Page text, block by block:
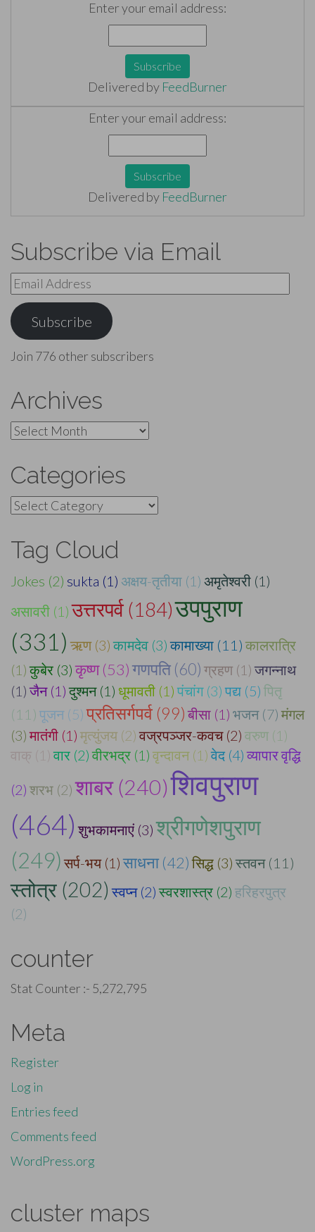
Enter your email address:
Delivered by FeedBurner
Enter your email address:
Delivered by FeedBurner
Subscribe via Email
Email
Address
Subscribe
Join 776 other subscribers
Archives
Archives
Categories
Categories
Tag Cloud
Jokes (2) sukta (1) अक्षय-तृतीया (1) अमृतेश्वरी (1)
असावरी (1) उत्तरपर्व (184)उपपुराण
(331) ऋण (3) कामदेव (3) कामाख्या (11) कालरात्रि
(1) कुबेर (3) कृष्ण (53)गणपति (60) ग्रहण (1) जगन्नाथ
(1) जैन (1) दुश्मन (1) धूमावती (1) पंचांग (3) पद्य (5) पितृ
(11) पूजन (5) प्रतिसर्गपर्व (99) बीसा (1) भजन (7) मंगल
(3) मातंगी (1) मृत्युंजय (2) वज्रपञ्जर-कवच (2) वरुण (1)
वाक् (1) वार (2) वीरभद्र (1) वृन्दावन (1) वेद (4) व्यापार वृद्धि
(2) शरभ (2) शाबर (240)शिवपुराण
(464) शुभकामनाएं (3) श्रीगणेशपुराण
(249) सर्प-भय (1) साधना (42) सिद्ध (3) स्तवन (11)
स्तोत्र (202) स्वप्न (2) स्वरशास्त्र (2) हरिहरपुत्र
(2)
counter
Stat Counter :- 5,272,795
Meta
Register
Log in
Entries feed
Comments feed
WordPress.org
cluster maps